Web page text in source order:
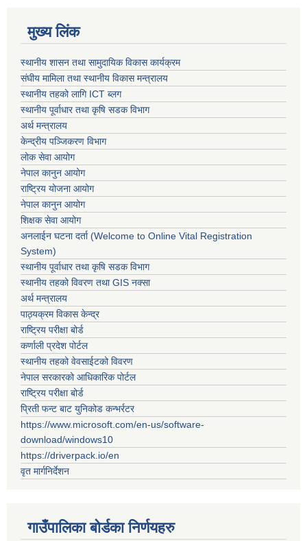
मुख्य लिंक
स्थानीय शासन तथा सामुदायिक विकास कार्यक्रम
संघीय मामिला तथा स्थानीय विकास मन्त्रालय
स्थानीय तहको लागि ICT ब्लग
स्थानीय पूर्वाधार तथा कृषि सडक विभाग
अर्थ मन्त्रालय
केन्द्रीय पञ्जिकरण विभाग
लोक सेवा आयोग
नेपाल कानुन आयोग
राष्ट्रिय योजना आयोग
नेपाल कानुन आयोग
शिक्षक सेवा आयोग
अनलाईन घटना दर्ता (Welcome to Online Vital Registration
System)
स्थानीय पूर्वाधार तथा कृषि सडक विभाग
स्थानीय तहको विवरण तथा GIS नक्सा
अर्थ मन्त्रालय
पाठ्यक्रम विकास केन्द्र
राष्ट्रिय परीक्षा बोर्ड
कर्णाली प्रदेश पोर्टल
स्थानीय तहको वेवसाईटको विवरण
नेपाल सरकारको आधिकारिक पोर्टल
राष्ट्रिय परीक्षा बोर्ड
प्रिती फन्ट बाट युनिकोड कन्भर्रटर
https://www.microsoft.com/en-us/software-
download/windows10
https://driverpack.io/en
वृत मार्गनिर्देशन
गाउँपालिका बोर्डका निर्णयहरु